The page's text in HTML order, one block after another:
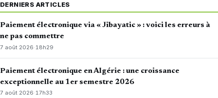
DERNIERS ARTICLES
Paiement électronique via « Jibayatic » : voici les erreurs à
ne pas commettre
7 août 2026·18h29
Paiement électronique en Algérie : une croissance
exceptionnelle au 1er semestre 2026
7 août 2026·17h33